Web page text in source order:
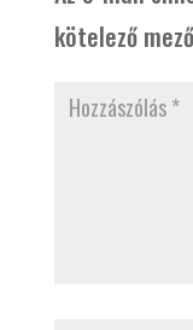
kötelező